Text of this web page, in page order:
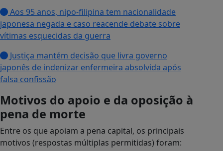
Aos 95 anos, nipo-filipina tem nacionalidade
japonesa negada e caso reacende debate sobre
vítimas esquecidas da guerra
Justiça mantém decisão que livra governo
japonês de indenizar enfermeira absolvida após
falsa confissão
Motivos do apoio e da oposição à
pena de morte
Entre os que apoiam a pena capital, os principais
motivos (respostas múltiplas permitidas) foram: